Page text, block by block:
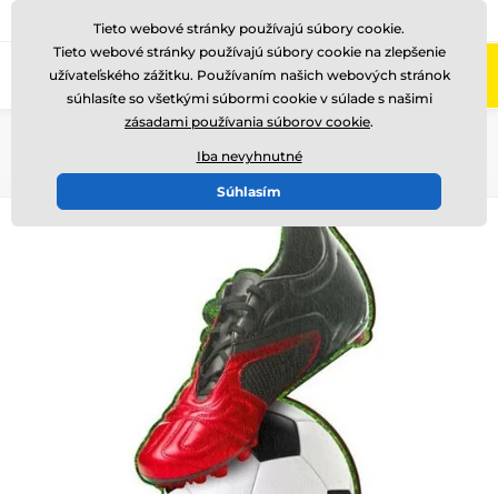
Zavolajte nám (Po-Pi 8-17) +421220255160
Tieto webové stránky používajú súbory cookie.
Tieto webové stránky používajú súbory cookie na zlepšenie
užívateľského zážitku. Používaním našich webových stránok
súhlasíte so všetkými súbormi cookie v súlade s našimi
zásadami používania súborov cookie.
Iba nevyhnutné
Súhlasím